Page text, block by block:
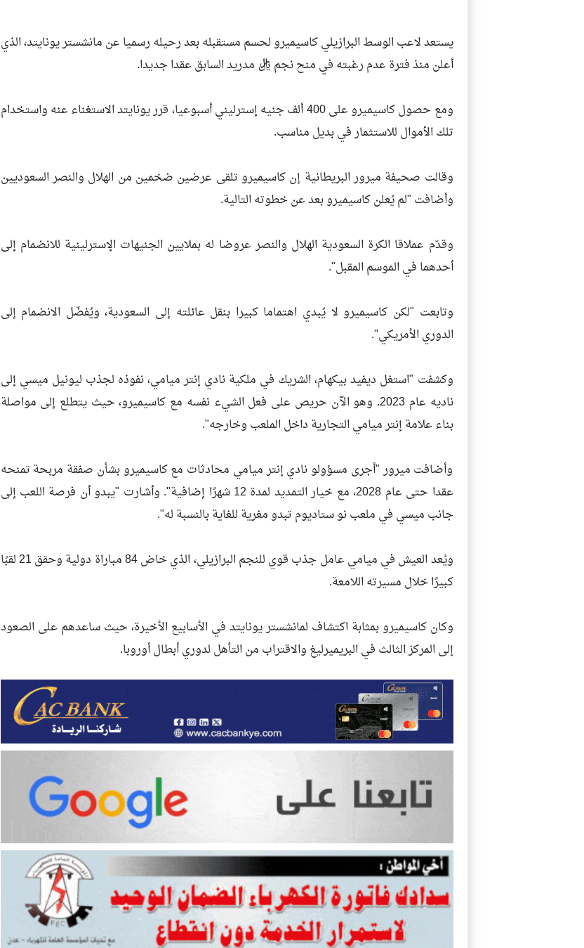
يستعد لاعب الوسط البرازيلي كاسيميرو لحسم مستقبله بعد رحيله رسميا عن مانشستر يونايتد، الذي
أعلن منذ فترة عدم رغبته في منح نجم ريال مدريد السابق عقدا جديدا.
ومع حصول كاسيميرو على 400 ألف جنيه إسترليني أسبوعيا، قرر يونايتد الاستغناء عنه واستخدام
تلك الأموال للاستثمار في بديل مناسب.
وقالت صحيفة ميرور البريطانية إن كاسيميرو تلقى عرضين ضخمين من الهلال والنصر السعوديين
وأضافت "لم يُعلن كاسيميرو بعد عن خطوته التالية.
وقدّم عملاقا الكرة السعودية الهلال والنصر عروضا له بملايين الجنيهات الإسترلينية للانضمام إلى
أحدهما في الموسم المقبل".
وتابعت "لكن كاسيميرو لا يُبدي اهتماما كبيرا بنقل عائلته إلى السعودية، ويُفضّل الانضمام إلى
الدوري الأمريكي".
وكشفت "استغل ديفيد بيكهام، الشريك في ملكية نادي إنتر ميامي، نفوذه لجذب ليونيل ميسي إلى
ناديه عام 2023. وهو الآن حريص على فعل الشيء نفسه مع كاسيميرو، حيث يتطلع إلى مواصلة
بناء علامة إنتر ميامي التجارية داخل الملعب وخارجه".
وأضافت ميرور "أجرى مسؤولو نادي إنتر ميامي محادثات مع كاسيميرو بشأن صفقة مربحة تمنحه
عقدا حتى عام 2028، مع خيار التمديد لمدة 12 شهرًا إضافية". وأشارت "يبدو أن فرصة اللعب إلى
جانب ميسي في ملعب نو ستاديوم تبدو مغرية للغاية بالنسبة له".
ويُعد العيش في ميامي عامل جذب قوي للنجم البرازيلي، الذي خاض 84 مباراة دولية وحقق 21 لقبًا
كبيرًا خلال مسيرته اللامعة.
وكان كاسيميرو بمثابة اكتشاف لمانشستر يونايتد في الأسابيع الأخيرة، حيث ساعدهم على الصعود
إلى المركز الثالث في البريميرليغ والاقتراب من التأهل لدوري أبطال أوروبا.